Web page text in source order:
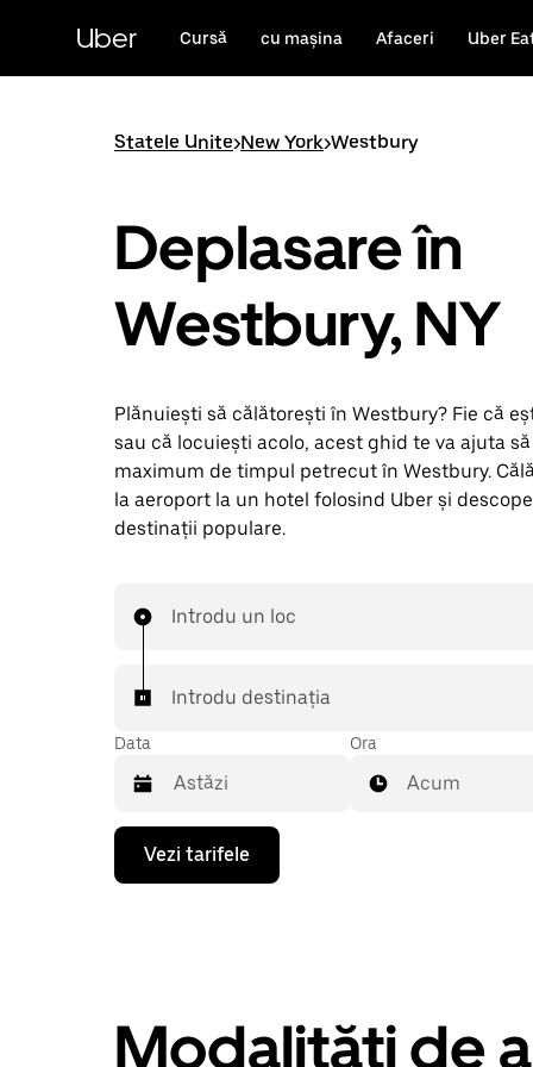
conținutul
principal
Uber Cursă cu mașina Afaceri Uber
Statele Unite>New York>Westbury
Deplasare în
Westbury, NY
Plănuiești să călătorești în Westbury? Fie că
sau că locuiești acolo, acest ghid te va ajuta
maximum de timpul petrecut în Westbury.
la aeroport la un hotel folosind Uber și
destinații populare.
Introdu un loc
Introdu destinația
Data
Pentru
deschide
apasă
pe
Ora
Acum
Vezi tarifele
Modalități de